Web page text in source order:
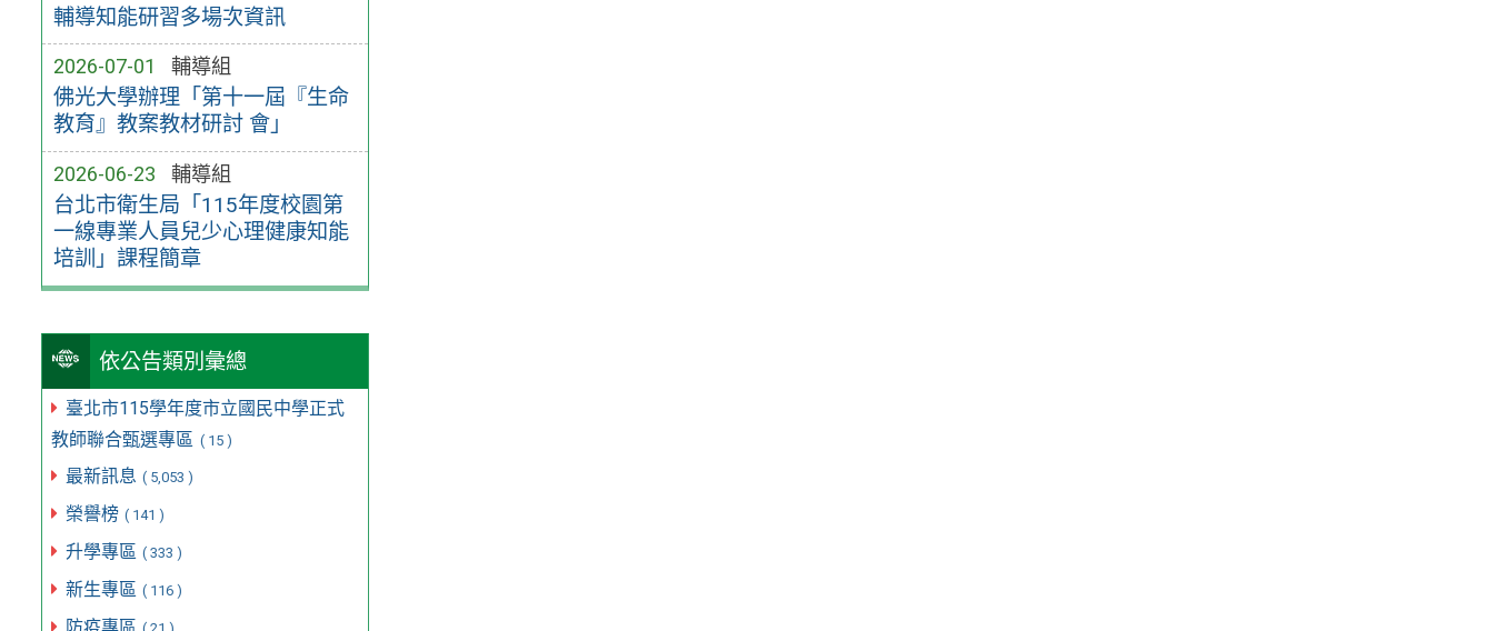
輔導知能研習多場次資訊
2026-07-01 輔導組
佛光大學辦理「第十一屆『生命
教育』教案教材研討 會」
2026-06-23 輔導組
台北市衛生局「115年度校園第
一線專業人員兒少心理健康知能
培訓」課程簡章
依公告類別彙總
臺北市115學年度市立國民中學正式
教師聯合甄選專區 ( 15 )
最新訊息 ( 5,053 )
榮譽榜 ( 141 )
升學專區 ( 333 )
新生專區 ( 116 )
防疫專區